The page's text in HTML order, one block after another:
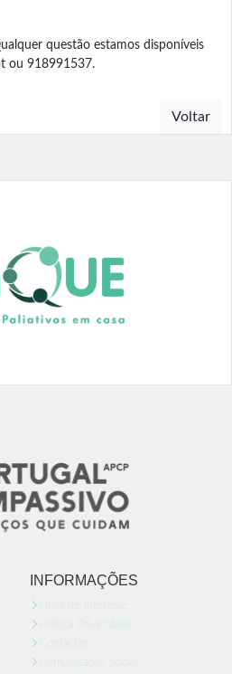
questão estamos disponíveis
ou 918991537.
Voltar
INFORMAÇÕES
Links de Interesse
Politica Privacidade
Contactos
Comunicação Social